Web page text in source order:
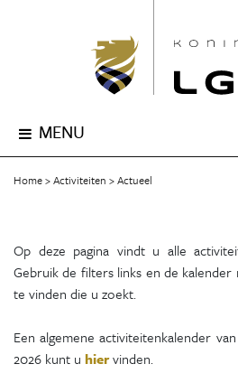
MENU
Home Activiteiten Actueel
Op deze pagina vindt u alle
Gebruik de filters links en de
te vinden die u zoekt.
Een algemene activiteitenkalender
2026 kunt u hiervinden.